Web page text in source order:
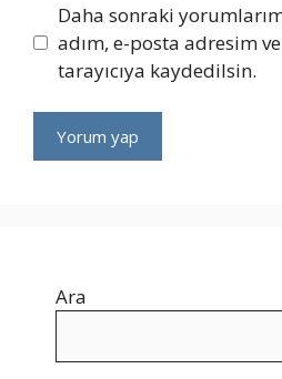
Daha sonraki
adım, e-posta adresim
tarayıcıya kaydedilsin.
Ara